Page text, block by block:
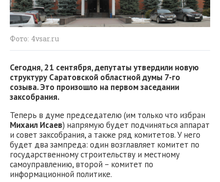
Фото: 4vsar.ru
Сегодня, 21 сентября, депутаты утвердили новую
структуру Саратовской областной думы 7-го
созыва. Это произошло на первом заседании
заксобрания.
Теперь в думе председателю (им только что избран
Михаил Исаев) напрямую будет подчиняться аппарат
и совет заксобрания, а также ряд комитетов. У него
будет два зампреда: один возглавляет комитет по
государственному строительству и местному
самоуправлению, второй – комитет по
информационной политике.